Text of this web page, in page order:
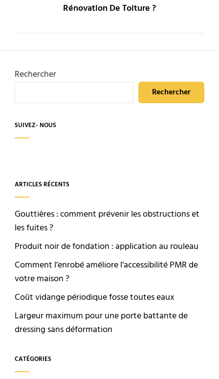
Rénovation De Toiture ?
Rechercher
Rechercher
SUIVEZ- NOUS
ARTICLES RÉCENTS
Gouttières : comment prévenir les obstructions et
les fuites ?
Produit noir de fondation : application au rouleau
Comment l’enrobé améliore l’accessibilité PMR de
votre maison ?
Coût vidange périodique fosse toutes eaux
Largeur maximum pour une porte battante de
dressing sans déformation
CATÉGORIES